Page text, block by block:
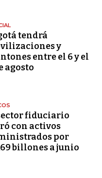
tendrá
y
entre el 6 y el
agosto
fiduciario
con activos
por
billones a junio